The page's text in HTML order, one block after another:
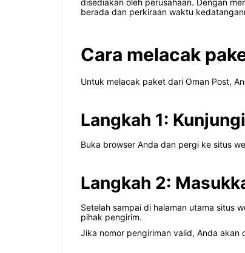
disediakan oleh perusahaan. Dengan
berada dan perkiraan waktu
Cara melacak
Untuk melacak paket dari Oman Post,
Langkah 1:
Buka browser Anda dan pergi ke situs
Langkah 2:
Setelah sampai di halaman utama situs
pihak pengirim.
Jika nomor pengiriman valid, Anda